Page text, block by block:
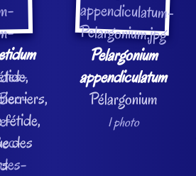
des
Pelargonium
appendiculatum
Pélargonium
1 photo